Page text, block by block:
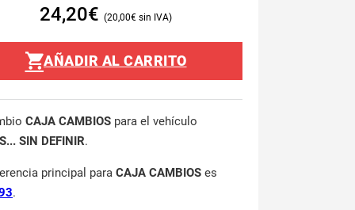
24,20€ 20,00€
AÑADIR AL CARRITO
CAJA CAMBIOS para el vehículo
SIN DEFINIR.
principal para CAJA CAMBIOS es
.